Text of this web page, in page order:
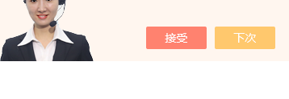
ISD-NI-RX85-G13CT扫描仪 X射线源 微焦CT无损检测仪器